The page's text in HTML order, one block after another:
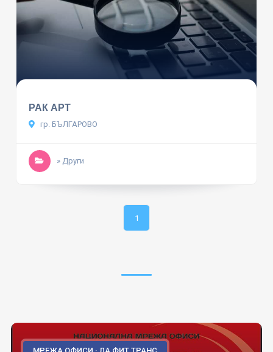
РАК АРТ
гр. БЪЛГАРОВО
» Други
1